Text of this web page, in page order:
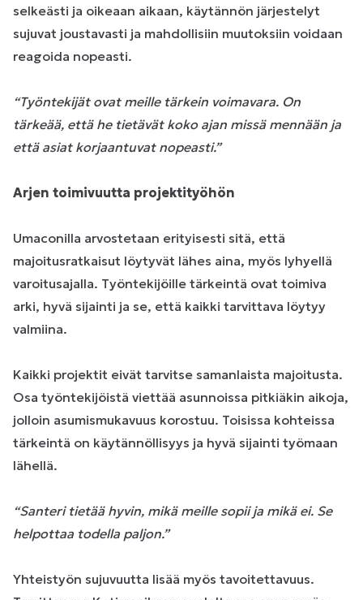
selkeästi ja oikeaan aikaan, käytännön järjestelyt
sujuvat joustavasti ja mahdollisiin muutoksiin voidaan
reagoida nopeasti.
“Työntekijät ovat meille tärkein voimavara. On
tärkeää, että he tietävät koko ajan missä mennään ja
että asiat korjaantuvat nopeasti.”
Arjen toimivuutta projektityöhön
Umaconilla arvostetaan erityisesti sitä, että
majoitusratkaisut löytyvät lähes aina, myös lyhyellä
varoitusajalla. Työntekijöille tärkeintä ovat toimiva
arki, hyvä sijainti ja se, että kaikki tarvittava löytyy
valmiina.
Kaikki projektit eivät tarvitse samanlaista majoitusta.
Osa työntekijöistä viettää asunnoissa pitkiäkin aikoja,
jolloin asumismukavuus korostuu. Toisissa kohteissa
tärkeintä on käytännöllisyys ja hyvä sijainti työmaan
lähellä.
“Santeri tietää hyvin, mikä meille sopii ja mikä ei. Se
helpottaa todella paljon.”
Yhteistyön sujuvuutta lisää myös tavoitettavuus.